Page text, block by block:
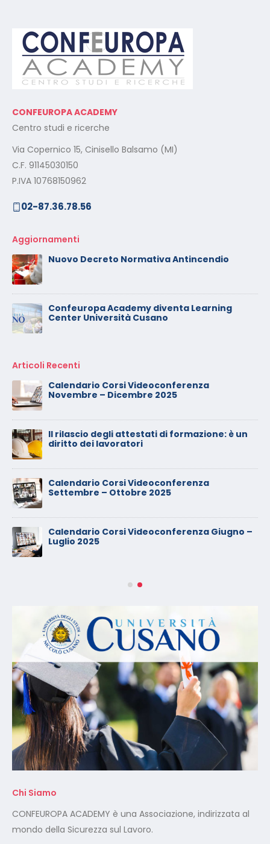
CONFEUROPA ACADEMY
Centro studi e ricerche
Via Copernico 15, Cinisello Balsamo (MI)
C.F. 91145030150
P.IVA 10768150962
02-87.36.78.56
Aggiornamenti
Nuovo Decreto Normativa Antincendio
Confeuropa Academy diventa Learning
Center Università Cusano
Articoli Recenti
Calendario Corsi Videoconferenza
Novembre – Dicembre 2025
Il rilascio degli attestati di formazione: è un
diritto dei lavoratori
Calendario Corsi Videoconferenza
Settembre – Ottobre 2025
Calendario Corsi Videoconferenza Giugno –
Luglio 2025
Chi Siamo
CONFEUROPA ACADEMY è una Associazione, indirizzata al
mondo della Sicurezza sul Lavoro.